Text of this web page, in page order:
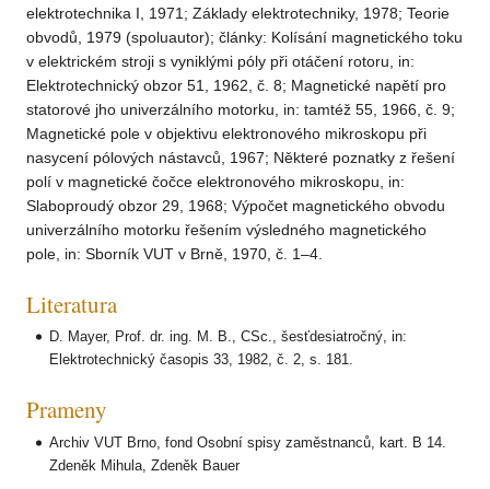
elektrotechnika I, 1971; Základy elektrotechniky, 1978; Teorie
obvodů, 1979 (spoluautor); články: Kolísání magnetického toku
v elektrickém stroji s vyniklými póly při otáčení rotoru, in:
Elektrotechnický obzor 51, 1962, č. 8; Magnetické napětí pro
statorové jho univerzálního motorku, in: tamtéž 55, 1966, č. 9;
Magnetické pole v objektivu elektronového mikroskopu při
nasycení pólových nástavců, 1967; Některé poznatky z řešení
polí v magnetické čočce elektronového mikroskopu, in:
Slaboproudý obzor 29, 1968; Výpočet magnetického obvodu
univerzálního motorku řešením výsledného magnetického
pole, in: Sborník VUT v Brně, 1970, č. 1–4.
Literatura
D. Mayer, Prof. dr. ing. M. B., CSc., šesťdesiatročný, in:
Elektrotechnický časopis 33, 1982, č. 2, s. 181.
Prameny
Archiv VUT Brno, fond Osobní spisy zaměstnanců, kart. B 14.
Zdeněk Mihula, Zdeněk Bauer